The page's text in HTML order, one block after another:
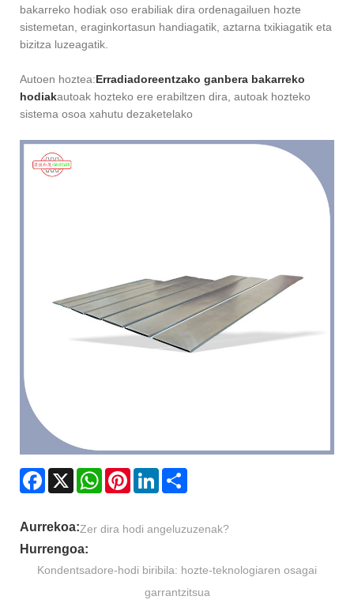
bakarreko hodiak oso erabiliak dira ordenagailuen hozte
sistemetan, eraginkortasun handiagatik, aztarna txikiagatik eta
bizitza luzeagatik.
Autoen hoztea:Erradiadoreentzako ganbera bakarreko
hodiakautoak hozteko ere erabiltzen dira, autoak hozteko
sistema osoa xahutu dezaketelako
Facebook
X WhatsAppPinterestLinkedIn
Aurrekoa:Zer dira hodi angeluzuzenak?
Hurrengoa:
Kondentsadore-hodi biribila: hozte-teknologiaren osagai
garrantzitsua